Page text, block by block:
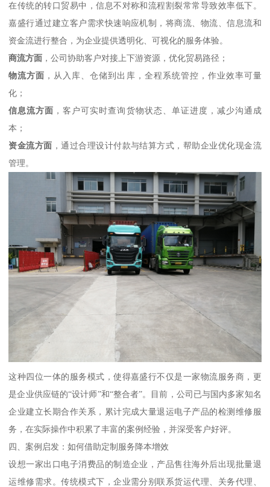
在传统的转口贸易中，信息不对称和流程割裂常常导致效率低下。
嘉盛行通过建立客户需求快速响应机制，将商流、物流、信息流和
资金流进行整合，为企业提供透明化、可视化的服务体验。
商流方面 ，公司协助客户对接上下游资源，优化贸易路径；
物流方面 ，从入库、仓储到出库，全程系统管控，作业效率可量
化；
信息流方面 ，客户可实时查询货物状态、单证进度，减少沟通成
本；
资金流方面 ，通过合理设计付款与结算方式，帮助企业优化现金流
管理。
这种四位一体的服务模式，使得嘉盛行不仅是一家物流服务商，更
是企业供应链的“设计师”和“整合者”。目前，公司已与国内多家知名
企业建立长期合作关系，累计完成大量退运电子产品的检测维修服
务，在实际操作中积累了丰富的案例经验，并深受客户好评。
四、案例启发：如何借助定制服务降本增效
设想一家出口电子消费品的制造企业，产品售往海外后出现批量退
运维修需求。传统模式下，企业需分别联系货运代理、关务代理、